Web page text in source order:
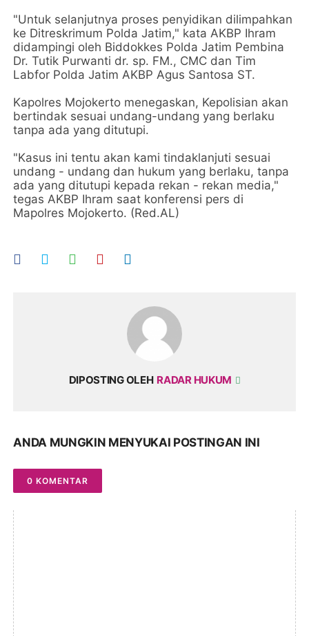
"Untuk selanjutnya proses penyidikan dilimpahkan
ke Ditreskrimum Polda Jatim," kata AKBP Ihram
didampingi oleh Biddokkes Polda Jatim Pembina
Dr. Tutik Purwanti dr. sp. FM., CMC dan Tim
Labfor Polda Jatim AKBP Agus Santosa ST.
Kapolres Mojokerto menegaskan, Kepolisian akan
bertindak sesuai undang-undang yang berlaku
tanpa ada yang ditutupi.
"Kasus ini tentu akan kami tindaklanjuti sesuai
undang - undang dan hukum yang berlaku, tanpa
ada yang ditutupi kepada rekan - rekan media,"
tegas AKBP Ihram saat konferensi pers di
Mapolres Mojokerto. (Red.AL)
DIPOSTING OLEH RADAR HUKUM
ANDA MUNGKIN MENYUKAI POSTINGAN INI
0 KOMENTAR